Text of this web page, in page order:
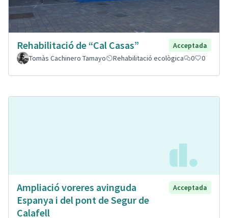
Rehabilitació de “Cal Casas”
Acceptada
Tomàs Cachinero Tamayo
Rehabilitació ecològica 0 0
Ampliació voreres avinguda
Espanya i del pont de Segur de
Calafell
Acceptada